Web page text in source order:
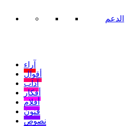
الدعم
آراء
أقوال
آداب
أفكار
أفلام
فنون
نصوص